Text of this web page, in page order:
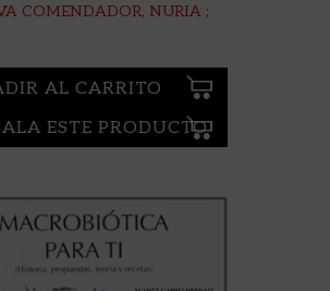
COMENDADOR, NURIA ;
EDITORIAL
AL CARRITO
ESTE PRODUCTO